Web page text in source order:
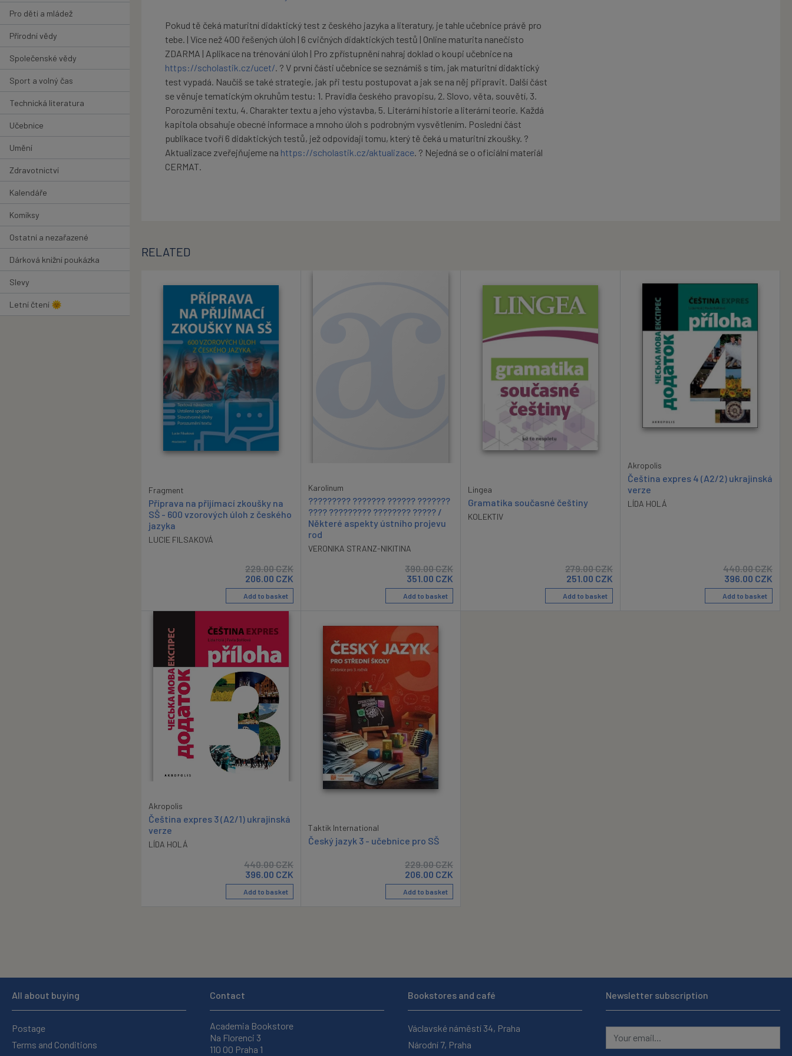
Pro děti a mládež
Přírodní vědy
Společenské vědy
Sport a volný čas
Technická literatura
Učebnice
Umění
Zdravotnictví
Kalendáře
Komiksy
Ostatní a nezařazené
Dárková knižní poukázka
Slevy
Letní čtení 🌞
Pokud tě čeká maturitní didaktický test z českého jazyka a literatury, je tahle učebnice právě pro
tebe. | Více než 400 řešených úloh | 6 cvičných didaktických testů | Online maturita nanečisto
ZDARMA | Aplikace na trénování úloh | Pro zpřístupnění nahraj doklad o koupi učebnice na
https://scholastik.cz/ucet/. ? V první části učebnice se seznámíš s tím, jak maturitní didaktický
test vypadá. Naučíš se také strategie, jak při testu postupovat a jak se na něj připravit. Další část
se věnuje tematickým okruhům testu: 1. Pravidla českého pravopisu, 2. Slovo, věta, souvětí, 3.
Porozumění textu, 4. Charakter textu a jeho výstavba, 5. Literární historie a literární teorie. Každá
kapitola obsahuje obecné informace a mnoho úloh s podrobným vysvětlením. Poslední část
publikace tvoří 6 didaktických testů, jež odpovídají tomu, který tě čeká u maturitní zkoušky. ?
Aktualizace zveřejňujeme na https://scholastik.cz/aktualizace. ? Nejedná se o oficiální materiál
CERMAT.
RELATED
Fragment
Příprava na přijímací zkoušky na
SŠ - 600 vzorových úloh z českého
jazyka
LUCIE FILSAKOVÁ
229.00CZK
206.00 CZK
Add to basket
Karolinum
????????? ??????? ?????? ???????
???? ????????? ???????? ????? /
Některé aspekty ústního projevu
rod
VERONIKA STRANZ-NIKITINA
390.00CZK
351.00 CZK
Add to basket
Lingea
Gramatika současné češtiny
KOLEKTIV
279.00CZK
251.00 CZK
Add to basket
Akropolis
Čeština expres 4 (A2/2) ukrajinská
verze
LÍDA HOLÁ
440.00CZK
396.00 CZK
Add to basket
Akropolis
Čeština expres 3 (A2/1) ukrajinská
verze
LÍDA HOLÁ
440.00CZK
396.00 CZK
Add to basket
Taktik International
Český jazyk 3 - učebnice pro SŠ
229.00CZK
206.00 CZK
Add to basket
All about buying
Postage
Terms and Conditions
Contact
Academia Bookstore
Na Florenci 3
110 00 Praha 1
Bookstores and café
Václavské náměstí 34, Praha
Národní 7, Praha
Newsletter subscription